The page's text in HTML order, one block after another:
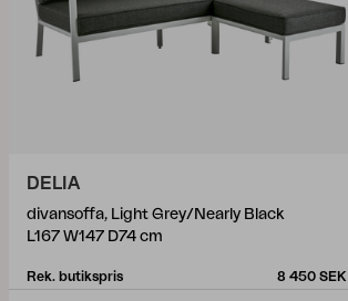
DELIA
divansoffa, Light Grey/Nearly Black
L167 W147 D74 cm
Rek. butikspris 8 450 SEK